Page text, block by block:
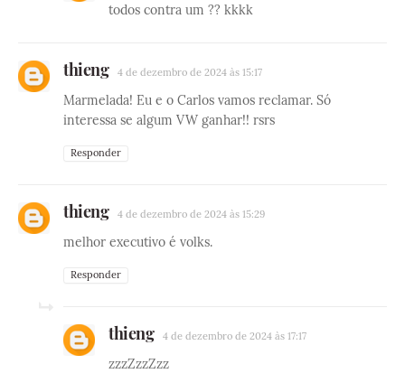
todos contra um ?? kkkk
thieng 4 de dezembro de 2024 às 15:17
Marmelada! Eu e o Carlos vamos reclamar. Só
interessa se algum VW ganhar!! rsrs
Responder
thieng 4 de dezembro de 2024 às 15:29
melhor executivo é volks.
Responder
thieng 4 de dezembro de 2024 às 17:17
zzzZzzZzz